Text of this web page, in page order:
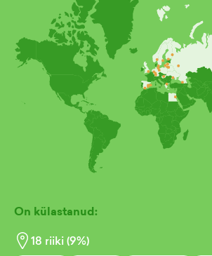
On külastanud:
18 riiki (9%)